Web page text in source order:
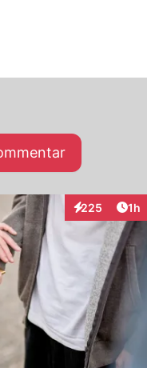
225
Interaktionen
1h